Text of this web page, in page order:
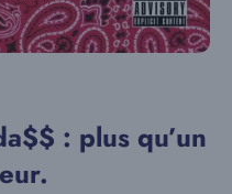
: plus qu’un